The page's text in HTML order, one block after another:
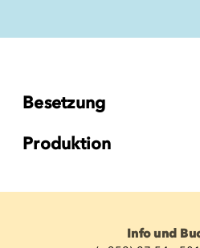
Besetzung
Produktion
Info und